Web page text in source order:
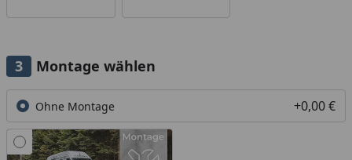
Montage wählen
Ohne Montage +0,00 €